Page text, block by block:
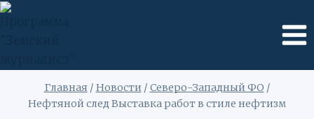
Перейти
Главная / Новости / Северо-Западный ФО /
Нефтяной след Выставка работ в стиле нефтизм